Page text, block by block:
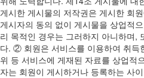
게시한 게시물의 저작권은 게시한 회
게시자의 동의 없이 게시물을 상업적
리 목적인 경우는 그러하지 아니하며,
다. ② 회원은 서비스를 이용하여 취득
위 등 서비스에 게재된 자료를 상업적
자는 회원이 게시하거나 등록하는 사